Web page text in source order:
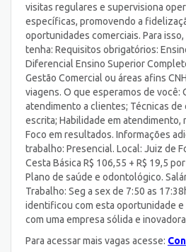
visitas regulares e supervisiona
específicas, promovendo a
oportunidades comerciais. Para
tenha: Requisitos obrigatórios:
Diferencial Ensino Superior
Gestão Comercial ou áreas afins
viagens. O que esperamos de você:
atendimento a clientes; Técnicas de
escrita; Habilidade em atendimento,
Foco em resultados. Informações
trabalho: Presencial. Local: Juiz de
Cesta Básica R$ 106,55 + R$ 19,5
Plano de saúde e odontológico.
Trabalho: Seg a sex de 7:50 as
identificou com esta oportunidade
com uma empresa sólida e
Para acessar mais vagas acesse: